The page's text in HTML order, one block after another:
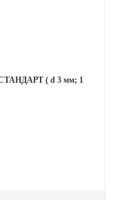
( d 3 мм; 1